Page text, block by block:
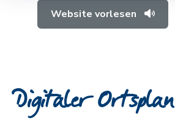
Website vorlesen
Digitaler Ortsplan